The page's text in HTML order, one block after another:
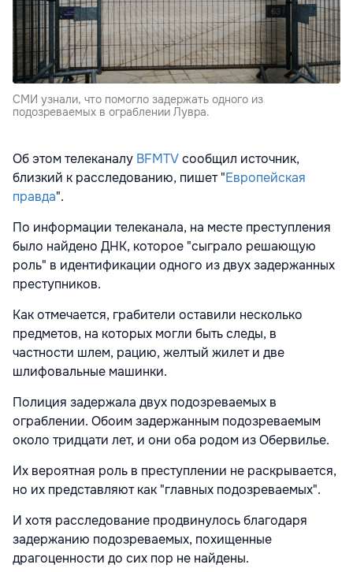
СМИ узнали, что помогло задержать одного из
подозреваемых в ограблении Лувра.
Об этом телеканалу BFMTVсообщил источник,
близкий к расследованию, пишет "Европейская
правда".
По информации телеканала, на месте преступления
было найдено ДНК, которое "сыграло решающую
роль" в идентификации одного из двух задержанных
преступников.
Как отмечается, грабители оставили несколько
предметов, на которых могли быть следы, в
частности шлем, рацию, желтый жилет и две
шлифовальные машинки.
Полиция задержала двух подозреваемых в
ограблении. Обоим задержанным подозреваемым
около тридцати лет, и они оба родом из Обервилье.
Их вероятная роль в преступлении не раскрывается,
но их представляют как "главных подозреваемых".
И хотя расследование продвинулось благодаря
задержанию подозреваемых, похищенные
драгоценности до сих пор не найдены.